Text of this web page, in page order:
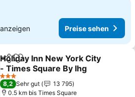
anzeigen Preise sehen
TeilenZu Favoriten hinzufügen
Holiday Inn New York City
- Times Square By Ihg
3 Sterne
8,2 Sehr gut
13 795
0.5 km bis Times Square